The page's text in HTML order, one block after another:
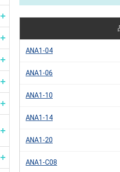
ANA1-04
ANA1-06
ANA1-10
ANA1-14
ANA1-20
ANA1-C08